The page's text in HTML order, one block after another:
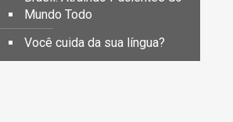
Mundo Todo
Você cuida da sua língua?